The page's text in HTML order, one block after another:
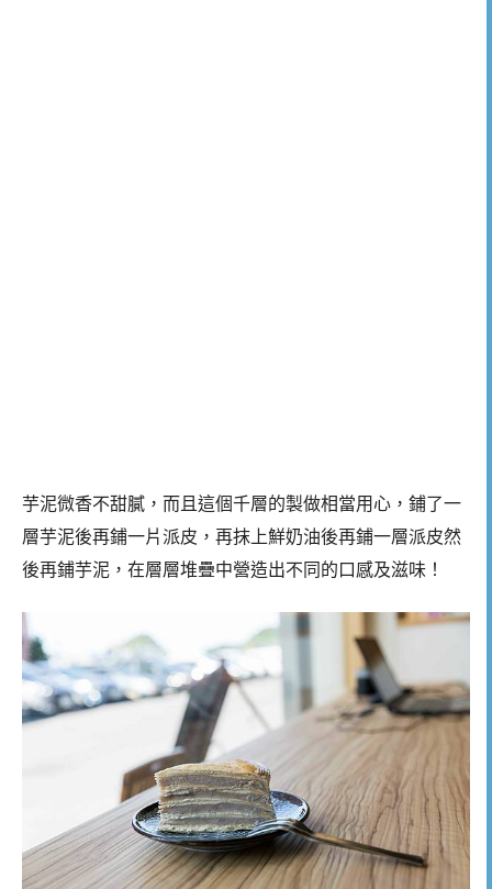
芋泥微香不甜膩，而且這個千層的製做相當用心，鋪了一
層芋泥後再鋪一片派皮，再抹上鮮奶油後再鋪一層派皮然
後再鋪芋泥，在層層堆疊中營造出不同的口感及滋味！